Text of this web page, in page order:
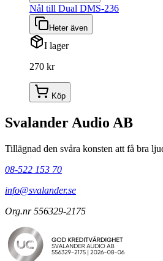
Nål till Dual DMS-236
Heter även
I lager
270 kr
Köp
Svalander Audio AB
Tillägnad den svåra konsten att få bra
08-522 153 70
info@svalander.se
Org.nr 556329-2175